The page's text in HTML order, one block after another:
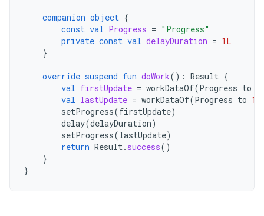
companion object {
const val Progress = "Progress"
private const val delayDuration = 1L
}
override suspend fun doWork(): Result {
val firstUpdate = workDataOf(Progress to
val lastUpdate = workDataOf(Progress to
setProgress(firstUpdate)
delay(delayDuration)
setProgress(lastUpdate)
return Result. success()
}
}